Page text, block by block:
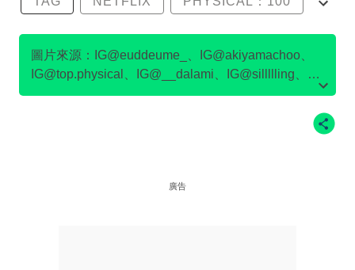
尹誠彬
沈音燈
圖片來源：IG@euddeume_、IG@akiyamachoo、
IG@top.physical、IG@__dalami、IG@sillllling、
IG@kmc_1203_、IG@ssong_rme、IG@netflixkr
廣告